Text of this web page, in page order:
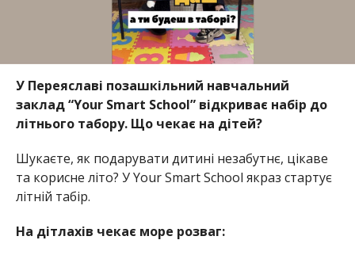
У Переяславі позашкільний навчальний
заклад “Your Smart School” відкриває набір до
літнього табору. Що чекає на дітей?
Шукаєте, як подарувати дитині незабутнє, цікаве
та корисне літо? У Your Smart School якраз стартує
літній табір.
На дітлахів чекає море розваг: